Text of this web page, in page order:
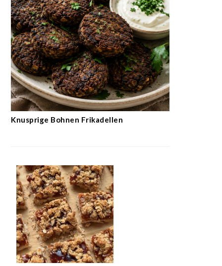
Knusprige Bohnen Frikadellen